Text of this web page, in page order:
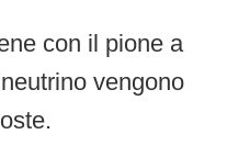
con il pione a
vengono